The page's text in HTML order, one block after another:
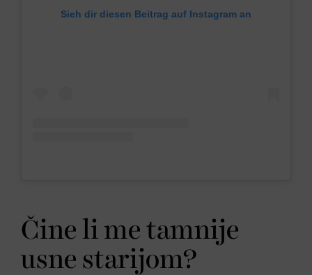
Sieh dir diesen Beitrag auf Instagram an
Čine li me tamnije
usne starijom?